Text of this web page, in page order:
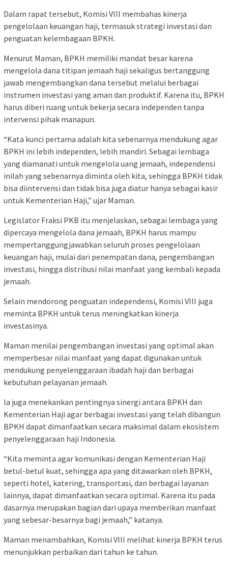
Dalam rapat tersebut, Komisi VIII membahas kinerja
pengelolaan keuangan haji, termasuk strategi investasi dan
penguatan kelembagaan BPKH.
Menurut Maman, BPKH memiliki mandat besar karena
mengelola dana titipan jemaah haji sekaligus bertanggung
jawab mengembangkan dana tersebut melalui berbagai
instrumen investasi yang aman dan produktif. Karena itu, BPKH
harus diberi ruang untuk bekerja secara independen tanpa
intervensi pihak manapun.
“Kata kunci pertama adalah kita sebenarnya mendukung agar
BPKH ini lebih independen, lebih mandiri. Sebagai lembaga
yang diamanati untuk mengelola uang jemaah, independensi
inilah yang sebenarnya diminta oleh kita, sehingga BPKH tidak
bisa diintervensi dan tidak bisa juga diatur hanya sebagai kasir
untuk Kementerian Haji,” ujar Maman.
Legislator Fraksi PKB itu menjelaskan, sebagai lembaga yang
dipercaya mengelola dana jemaah, BPKH harus mampu
mempertanggungjawabkan seluruh proses pengelolaan
keuangan haji, mulai dari penempatan dana, pengembangan
investasi, hingga distribusi nilai manfaat yang kembali kepada
jemaah.
Selain mendorong penguatan independensi, Komisi VIII juga
meminta BPKH untuk terus meningkatkan kinerja
investasinya.
Maman menilai pengembangan investasi yang optimal akan
memperbesar nilai manfaat yang dapat digunakan untuk
mendukung penyelenggaraan ibadah haji dan berbagai
kebutuhan pelayanan jemaah.
Ia juga menekankan pentingnya sinergi antara BPKH dan
Kementerian Haji agar berbagai investasi yang telah dibangun
BPKH dapat dimanfaatkan secara maksimal dalam ekosistem
penyelenggaraan haji Indonesia.
“Kita meminta agar komunikasi dengan Kementerian Haji
betul-betul kuat, sehingga apa yang ditawarkan oleh BPKH,
seperti hotel, katering, transportasi, dan berbagai layanan
lainnya, dapat dimanfaatkan secara optimal. Karena itu pada
dasarnya merupakan bagian dari upaya memberikan manfaat
yang sebesar-besarnya bagi jemaah,” katanya.
Maman menambahkan, Komisi VIII melihat kinerja BPKH terus
menunjukkan perbaikan dari tahun ke tahun.